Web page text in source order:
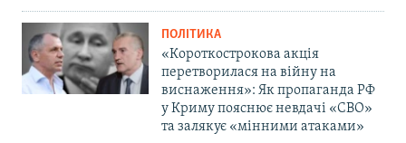
ПОЛІТИКА
«Короткострокова акція
перетворилася на війну на
виснаження»: Як пропаганда РФ
у Криму пояснює невдачі «СВО»
та залякує «мінними атаками»